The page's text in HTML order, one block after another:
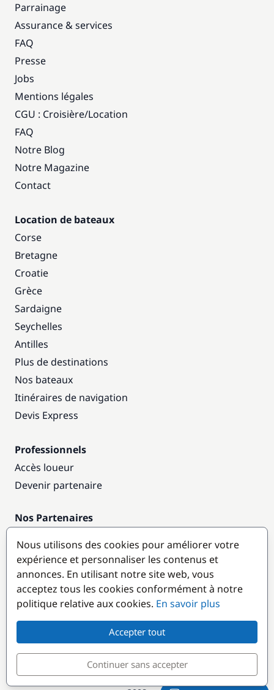
Parrainage
Assurance & services
FAQ
Presse
Jobs
Mentions légales
CGU : Croisière/Location
FAQ
Notre Blog
Notre Magazine
Contact
Location de bateaux
Corse
Bretagne
Croatie
Grèce
Sardaigne
Seychelles
Antilles
Plus de destinations
Nos bateaux
Itinéraires de navigation
Devis Express
Professionnels
Accès loueur
Devenir partenaire
Nos Partenaires
Destinations populaires
© GlobeSailor
Croisières & Location de bateaux depuis
Nous utilisons des cookies pour améliorer votre
expérience et personnaliser les contenus et
annonces. En utilisant notre site web, vous
acceptez tous les cookies conformément à notre
politique relative aux cookies. En savoir plus
Accepter tout
Continuer sans accepter